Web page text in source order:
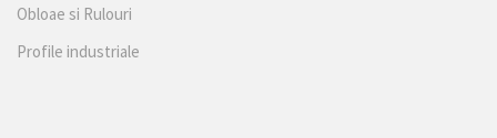
Obloae si Rulouri
Profile industriale